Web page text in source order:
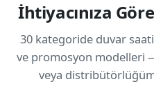
İhtiyacınıza
30 kategoride duvar
ve promosyon modelleri
veya